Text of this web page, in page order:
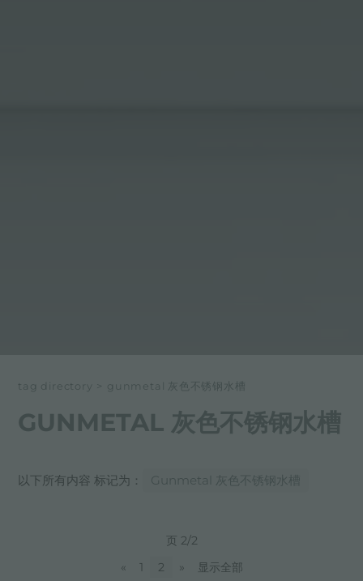
tag directory > gunmetal 灰色不锈钢水槽
GUNMETAL 灰色不锈钢水槽
以下所有内容 标记为： Gunmetal 灰色不锈钢水槽
页 2/2
«
1 2 » 显示全部